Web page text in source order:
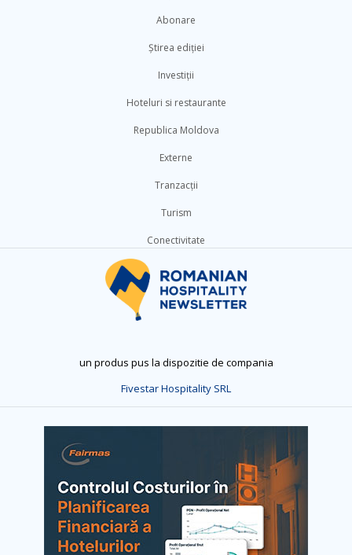
Abonare
Știrea ediției
Investiții
Hoteluri si restaurante
Republica Moldova
Externe
Tranzacții
Turism
Conectivitate
un produs pus la dispozitie de compania
Fivestar Hospitality SRL